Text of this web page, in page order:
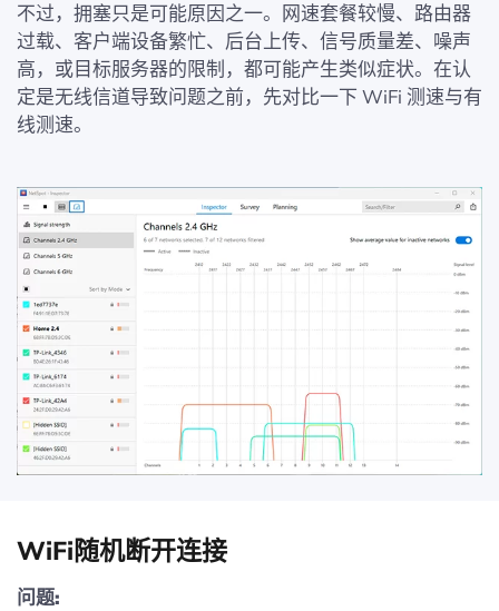
不过，拥塞只是可能原因之一。网速套餐较慢、路由器
过载、客户端设备繁忙、后台上传、信号质量差、噪声
高，或目标服务器的限制，都可能产生类似症状。在认
定是无线信道导致问题之前，先对比一下 WiFi 测速与有
线测速。
WiFi随机断开连接
问题: